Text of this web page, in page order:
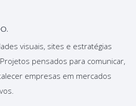
visuais, sites e estratégias
pensados para comunicar,
empresas em mercados